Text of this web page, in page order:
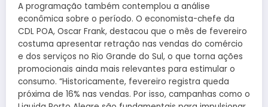
A programação também contemplou a análise
econômica sobre o período. O economista-chefe da
CDL POA, Oscar Frank, destacou que o mês de fevereiro
costuma apresentar retração nas vendas do comércio
e dos serviços no Rio Grande do Sul, o que torna ações
promocionais ainda mais relevantes para estimular o
consumo. “Historicamente, fevereiro registra queda
próxima de 16% nas vendas. Por isso, campanhas como o